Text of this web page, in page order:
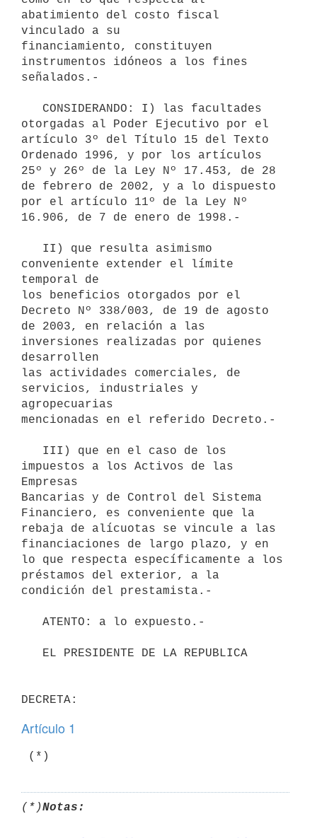
abatimiento del costo fiscal
vinculado a su
financiamiento, constituyen
instrumentos idóneos a los fines
señalados.-
otorgadas al Poder Ejecutivo por el
artículo 3º del Título 15 del Texto
Ordenado 1996, y por los artículos
25º y 26º de la Ley Nº 17.453, de 28
de febrero de 2002, y a lo dispuesto
por el artículo 11º de la Ley Nº
16.906, de 7 de enero de 1998.-
conveniente extender el límite
temporal de
los beneficios otorgados por el
Decreto Nº 338/003, de 19 de agosto
de 2003, en relación a las
inversiones realizadas por quienes
desarrollen
las actividades comerciales, de
servicios, industriales y
agropecuarias
mencionadas en el referido Decreto.-
impuestos a los Activos de las
Empresas
Bancarias y de Control del Sistema
Financiero, es conveniente que la
rebaja de alícuotas se vincule a las
financiaciones de largo plazo, y en
lo que respecta específicamente a los
préstamos del exterior, a la
condición del prestamista.-
Artículo 1
(*)Notas: